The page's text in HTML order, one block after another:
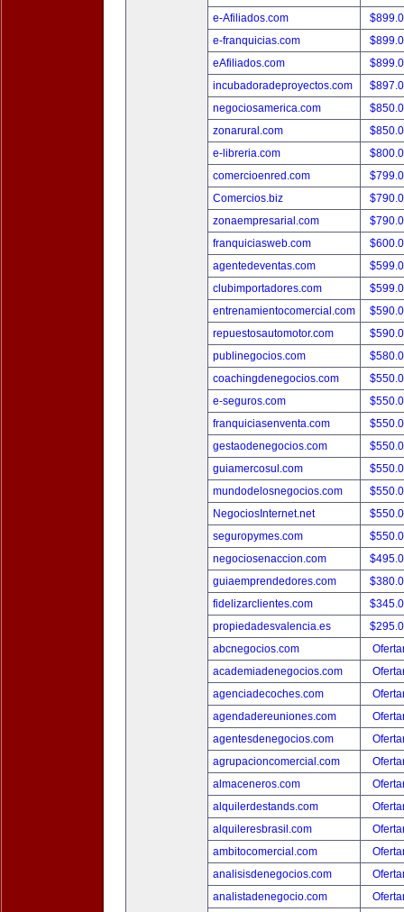
e-Afiliados.com
e-franquicias.com
eAfiliados.com
incubadoradeproyectos.com
negociosamerica.com
zonarural.com
e-libreria.com
comercioenred.com
Comercios.biz
zonaempresarial.com
franquiciasweb.com
agentedeventas.com
clubimportadores.com
entrenamientocomercial.com
repuestosautomotor.com
publinegocios.com
coachingdenegocios.com
e-seguros.com
franquiciasenventa.com
gestaodenegocios.com
guiamercosul.com
mundodelosnegocios.com
NegociosInternet.net
seguropymes.com
negociosenaccion.com
guiaemprendedores.com
fidelizarclientes.com
propiedadesvalencia.es
abcnegocios.com
academiadenegocios.com
agenciadecoches.com
agendadereuniones.com
agentesdenegocios.com
agrupacioncomercial.com
almaceneros.com
alquilerdestands.com
alquileresbrasil.com
ambitocomercial.com
analisisdenegocios.com
analistadenegocio.com